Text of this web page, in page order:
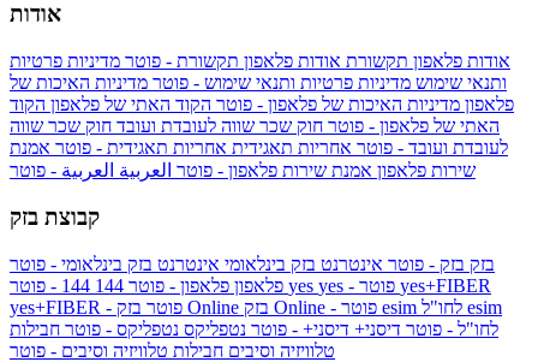
אודות
אודות פלאפון תקשורת אודות פלאפון תקשורת - פוטר מדיניות פרטיות
ותנאי שימוש מדיניות פרטיות ותנאי שימוש - פוטר מדיניות האיכות של
פלאפון מדיניות האיכות של פלאפון - פוטר הקוד האתי של פלאפון הקוד
האתי של פלאפון - פוטר חוק שכר שווה לעובדת ועובד חוק שכר שווה
לעובדת ועובד - פוטר אחריות תאגידית אחריות תאגידית - פוטר אמנת
שירות פלאפון אמנת שירות פלאפון - פוטר العربية العربية - פוטר
קבוצת בזק
בזק בזק - פוטר אינטרנט בזק בינלאומי אינטרנט בזק בינלאומי - פוטר
פלאפון פלאפון - פוטר 144 yes
yes+FIBER
yes+FIBER - פוטר בזק Online
esim
לחו"ל - פוטר דיסני+ דיסני+ - פוטר נטפליקס נטפליקס - פוטר חבילות
טלוויזיה וסיבים חבילות טלוויזיה וסיבים - פוטר